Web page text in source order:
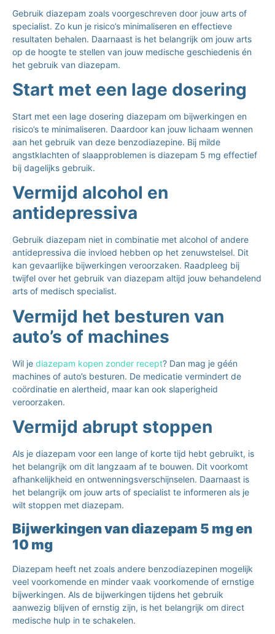
Gebruik diazepam zoals voorgeschreven door jouw arts of
specialist. Zo kun je risico’s minimaliseren en effectieve
resultaten behalen. Daarnaast is het belangrijk om jouw arts
op de hoogte te stellen van jouw medische geschiedenis én
het gebruik van diazepam.
Start met een lage dosering
Start met een lage dosering diazepam om bijwerkingen en
risico’s te minimaliseren. Daardoor kan jouw lichaam wennen
aan het gebruik van deze benzodiazepine. Bij milde
angstklachten of slaapproblemen is diazepam 5 mg effectief
bij dagelijks gebruik.
Vermijd alcohol en
antidepressiva
Gebruik diazepam niet in combinatie met alcohol of andere
antidepressiva die invloed hebben op het zenuwstelsel. Dit
kan gevaarlijke bijwerkingen veroorzaken. Raadpleeg bij
twijfel over het gebruik van diazepam altijd jouw behandelend
arts of medisch specialist.
Vermijd het besturen van
auto’s of machines
Wil je diazepam kopen zonder recept? Dan mag je géén
machines of auto’s besturen. De medicatie vermindert de
coördinatie en alertheid, maar kan ook slaperigheid
veroorzaken.
Vermijd abrupt stoppen
Als je diazepam voor een lange of korte tijd hebt gebruikt, is
het belangrijk om dit langzaam af te bouwen. Dit voorkomt
afhankelijkheid en ontwenningsverschijnselen. Daarnaast is
het belangrijk om jouw arts of specialist te informeren als je
wilt stoppen met diazepam.
Bijwerkingen van diazepam 5 mg en
10 mg
Diazepam heeft net zoals andere benzodiazepinen mogelijk
veel voorkomende en minder vaak voorkomende of ernstige
bijwerkingen. Als de bijwerkingen tijdens het gebruik
aanwezig blijven of ernstig zijn, is het belangrijk om direct
medische hulp in te schakelen.